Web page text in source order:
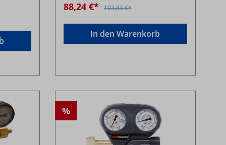
88,24 €* 103,83 €*
In den Warenkorb
%